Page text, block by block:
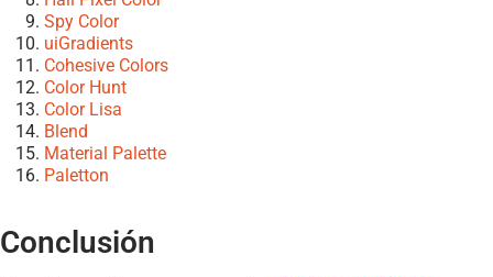
Spy Color
uiGradients
Cohesive Colors
Color Hunt
Color Lisa
Blend
Material Palette
Paletton
Conclusión